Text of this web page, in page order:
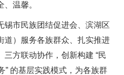
温馨。
市民族团结促进会、滨湖区
道）服务各族群众、扎实推进
三方联动协作，创新构建 “民
” 的基层实践模式，为各族群